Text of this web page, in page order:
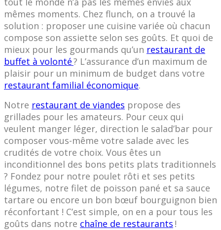
mêmes moments. Chez flunch, on a trouvé la
solution : proposer une cuisine variée où chacun
compose son assiette selon ses goûts. Et quoi de
mieux pour les gourmands qu’un restaurant de
buffet à volonté? L’assurance d’un maximum de
plaisir pour un minimum de budget dans votre
restaurant familial économique.
Notre restaurant de viandes propose des
grillades pour les amateurs. Pour ceux qui
veulent manger léger, direction le salad’bar pour
composer vous-même votre salade avec les
crudités de votre choix. Vous êtes un
inconditionnel des bons petits plats traditionnels
? Fondez pour notre poulet rôti et ses petits
légumes, notre filet de poisson pané et sa sauce
tartare ou encore un bon bœuf bourguignon bien
réconfortant ! C’est simple, on en a pour tous les
goûts dans notre chaîne de restaurants !